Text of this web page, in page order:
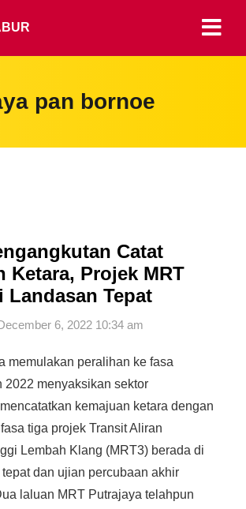
pan bornoe
Catat
Ketara, Projek MRT
Landasan Tepat
6, 2022 10:34 am
memulakan peralihan ke fasa
2022 menyaksikan sektor
kemajuan ketara dengan
tiga projek Transit Aliran
Lembah Klang (MRT3) berada di
tepat dan ujian percubaan akhir
laluan MRT Putrajaya telahpun